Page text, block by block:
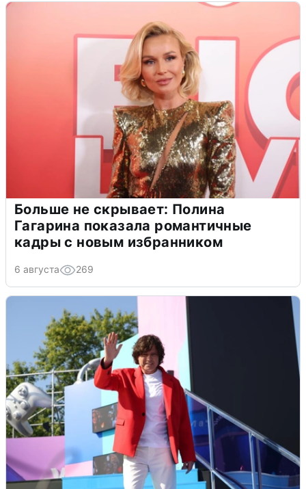
Больше не скрывает: Полина
Гагарина показала романтичные
кадры с новым избранником
6 августа 269